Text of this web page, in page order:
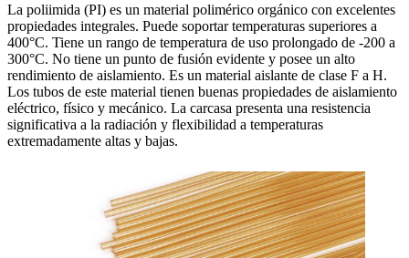
La poliimida (PI) es un material polimérico orgánico con excelentes
propiedades integrales. Puede soportar temperaturas superiores a
400°C. Tiene un rango de temperatura de uso prolongado de -200 a
300°C. No tiene un punto de fusión evidente y posee un alto
rendimiento de aislamiento. Es un material aislante de clase F a H.
Los tubos de este material tienen buenas propiedades de aislamiento
eléctrico, físico y mecánico. La carcasa presenta una resistencia
significativa a la radiación y flexibilidad a temperaturas
extremadamente altas y bajas.